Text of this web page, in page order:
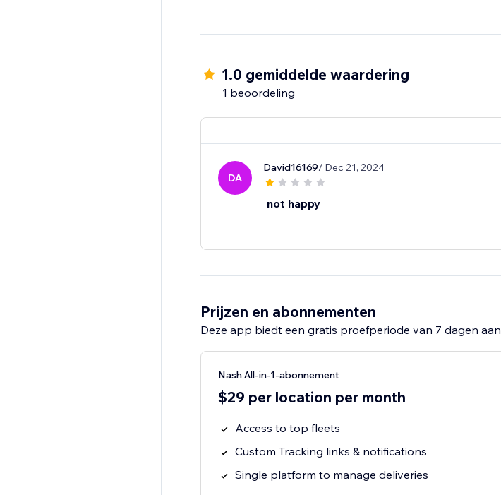
1.0 gemiddelde waardering
1 beoordeling
DA
David16169/ Dec 21, 2024
not happy
Prijzen en abonnementen
Deze app biedt een gratis proefperiode van 7 dagen aan
Nash All-in-1-abonnement
$29 per location per month
Access to top fleets
Custom Tracking links & notifications
Single platform to manage deliveries